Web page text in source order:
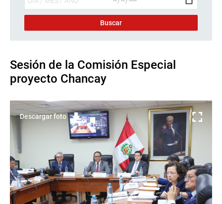
Sesión de la Comisión Especial
proyecto Chancay
Descargar foto